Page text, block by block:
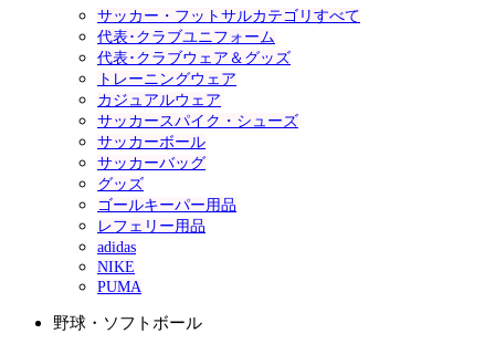
サッカー・フットサルカテゴリすべて
代表･クラブユニフォーム
代表･クラブウェア＆グッズ
トレーニングウェア
カジュアルウェア
サッカースパイク・シューズ
サッカーボール
サッカーバッグ
グッズ
ゴールキーパー用品
レフェリー用品
adidas
NIKE
PUMA
野球・ソフトボール